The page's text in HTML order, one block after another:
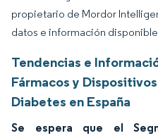
propietario de Mordor
datos e información
Tendencias e
Fármacos y
Diabetes en España
Se espera que el